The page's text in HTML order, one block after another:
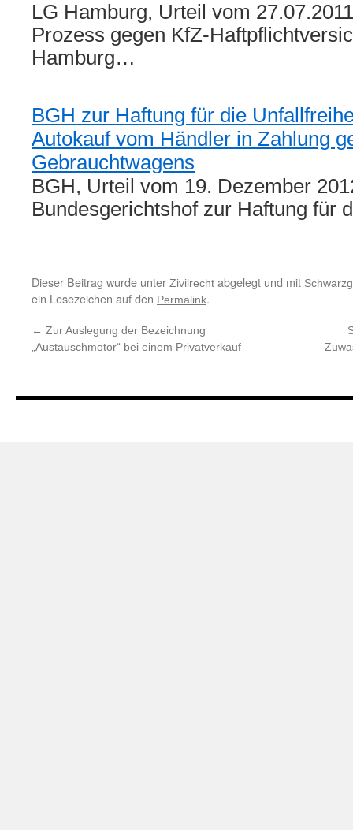
LG Hamburg, Urteil vom
Prozess gegen KfZ-
Hamburg…
BGH zur Haftung für die
Autokauf vom Händler in Zahlung
Gebrauchtwagens
BGH, Urteil vom 19. Dezember
Bundesgerichtshof zur Haftung für
Dieser Beitrag wurde unter Zivilrecht abgelegt und mit
ein Lesezeichen auf den Permalink.
← Zur Auslegung der Bezeichnung
„Austauschmotor“ bei einem Privatverkauf